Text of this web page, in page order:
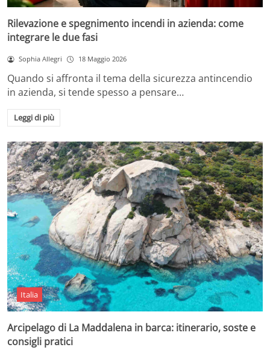
Rilevazione e spegnimento incendi in azienda: come
integrare le due fasi
Sophia Allegri 18 Maggio 2026
Quando si affronta il tema della sicurezza antincendio
in azienda, si tende spesso a pensare…
Leggi di più
Italia
Arcipelago di La Maddalena in barca: itinerario, soste e
consigli pratici